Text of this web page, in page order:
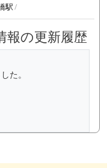
駅
報の更新履歴
た。